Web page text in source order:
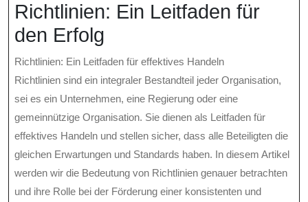
Richtlinien: Ein Leitfaden für
den Erfolg
Richtlinien: Ein Leitfaden für effektives Handeln
Richtlinien sind ein integraler Bestandteil jeder Organisation,
sei es ein Unternehmen, eine Regierung oder eine
gemeinnützige Organisation. Sie dienen als Leitfaden für
effektives Handeln und stellen sicher, dass alle Beteiligten die
gleichen Erwartungen und Standards haben. In diesem Artikel
werden wir die Bedeutung von Richtlinien genauer betrachten
und ihre Rolle bei der Förderung einer konsistenten und